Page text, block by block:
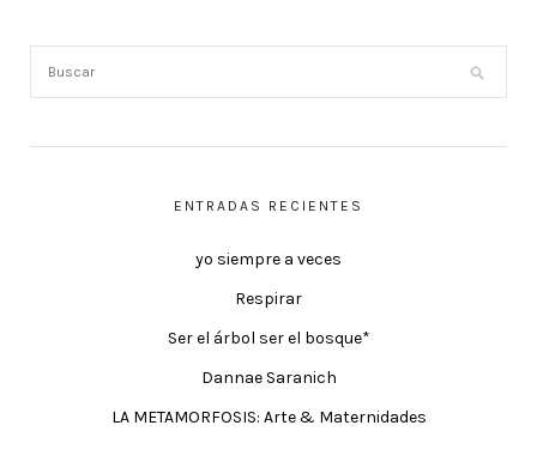
ENTRADAS RECIENTES
yo siempre a veces
Respirar
Ser el árbol ser el bosque*
Dannae Saranich
LA METAMORFOSIS: Arte & Maternidades